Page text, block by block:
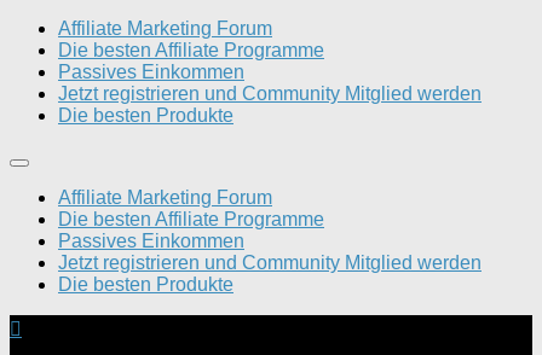
Affiliate Marketing Forum
Die besten Affiliate Programme
Passives Einkommen
Jetzt registrieren und Community Mitglied werden
Die besten Produkte
Affiliate Marketing Forum
Die besten Affiliate Programme
Passives Einkommen
Jetzt registrieren und Community Mitglied werden
Die besten Produkte